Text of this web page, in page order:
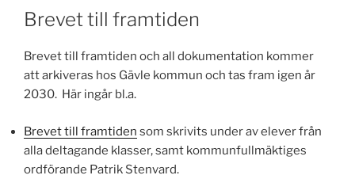
Brevet till framtiden
Brevet till framtiden och all dokumentation kommer
att arkiveras hos Gävle kommun och tas fram igen år
2030. Här ingår bl.a.
Brevet till framtiden som skrivits under av elever från
alla deltagande klasser, samt kommunfullmäktiges
ordförande Patrik Stenvard.